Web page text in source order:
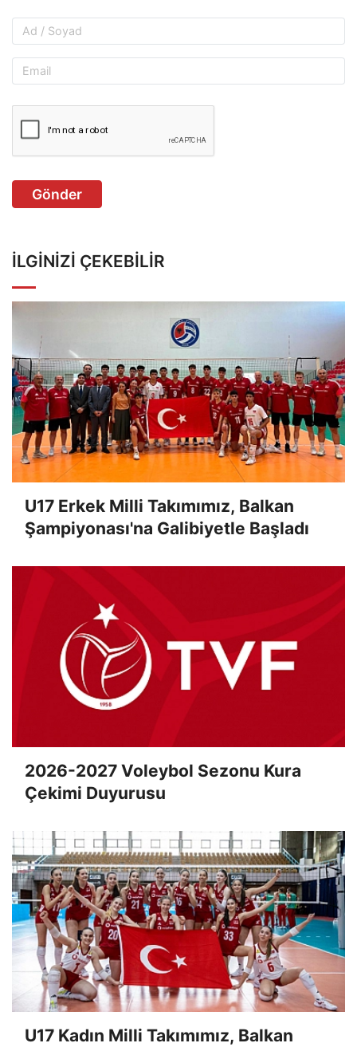
Gönder
İLGINIZI ÇEKEBILIR
U17 Erkek Milli Takımımız, Balkan
Şampiyonası'na Galibiyetle Başladı
2026-2027 Voleybol Sezonu Kura
Çekimi Duyurusu
U17 Kadın Milli Takımımız, Balkan